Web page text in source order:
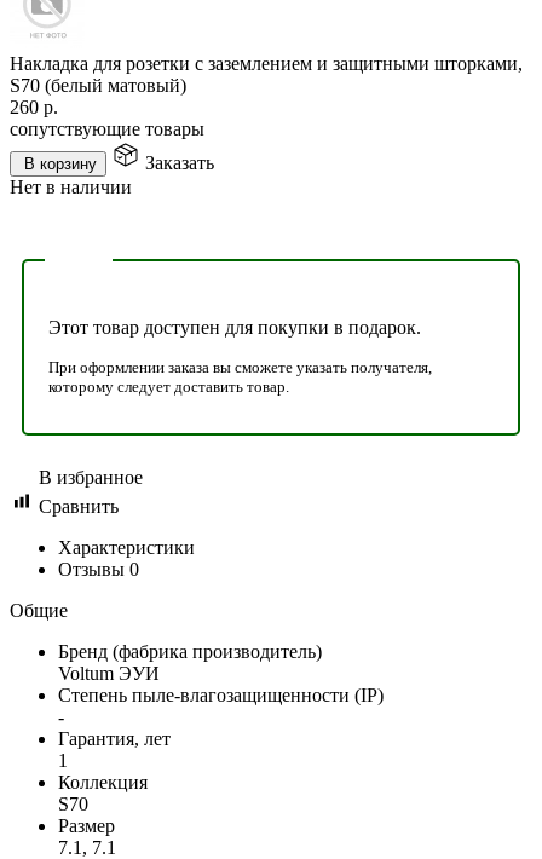
Накладка для розетки с заземлением и защитными шторками,
S70 (белый матовый)
260 р.
сопутствующие товары
В корзину
Заказать
Нет в наличии
Этот товар доступен для покупки в подарок.
При оформлении заказа вы сможете указать получателя,
которому следует доставить товар.
В избранное
Сравнить
Характеристики
Отзывы 0
Общие
Бренд (фабрика производитель)
Voltum ЭУИ
Степень пыле-влагозащищенности (IP)
-
Гарантия, лет
1
Коллекция
S70
Размер
7.1, 7.1